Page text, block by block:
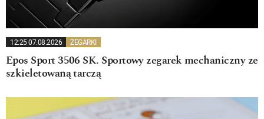
12:25 07.08.2026 ZEGARKI
Epos Sport 3506 SK. Sportowy zegarek mechaniczny ze
szkieletowaną tarczą